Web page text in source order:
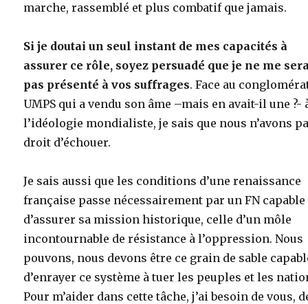
marche, rassemblé et plus combatif que jamais.
Si je doutai un seul instant de mes capacités à
assurer ce rôle, soyez persuadé que je ne me
pas présenté à vos suffrages. Face au
UMPS qui a vendu son âme –mais en avait-il une ?-
l’idéologie mondialiste, je sais que nous n’avons
droit d’échouer.
Je sais aussi que les conditions d’une renaissance
française passe nécessairement par un FN capable
d’assurer sa mission historique, celle d’un môle
incontournable de résistance à l’oppression. Nous
pouvons, nous devons être ce grain de sable
d’enrayer ce système à tuer les peuples et les
Pour m’aider dans cette tâche, j’ai besoin de vous,